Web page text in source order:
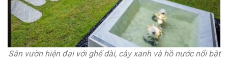
Sân vườn hiện đại với ghế dài, cây xanh và hồ nước nổi bật